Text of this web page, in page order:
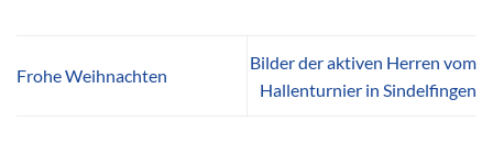
Frohe Weihnachten
Bilder der aktiven Herren vom
Hallenturnier in Sindelfingen